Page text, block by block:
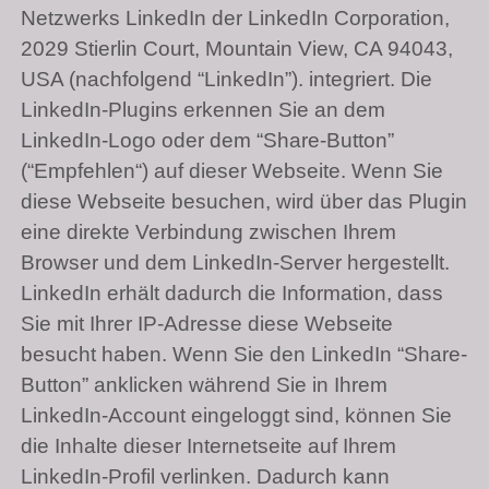
Netzwerks LinkedIn der LinkedIn Corporation,
2029 Stierlin Court, Mountain View, CA 94043,
USA (nachfolgend “LinkedIn”). integriert. Die
LinkedIn-Plugins erkennen Sie an dem
LinkedIn-Logo oder dem “Share-Button”
(“Empfehlen“) auf dieser Webseite. Wenn Sie
diese Webseite besuchen, wird über das Plugin
eine direkte Verbindung zwischen Ihrem
Browser und dem LinkedIn-Server hergestellt.
LinkedIn erhält dadurch die Information, dass
Sie mit Ihrer IP-Adresse diese Webseite
besucht haben. Wenn Sie den LinkedIn “Share-
Button” anklicken während Sie in Ihrem
LinkedIn-Account eingeloggt sind, können Sie
die Inhalte dieser Internetseite auf Ihrem
LinkedIn-Profil verlinken. Dadurch kann